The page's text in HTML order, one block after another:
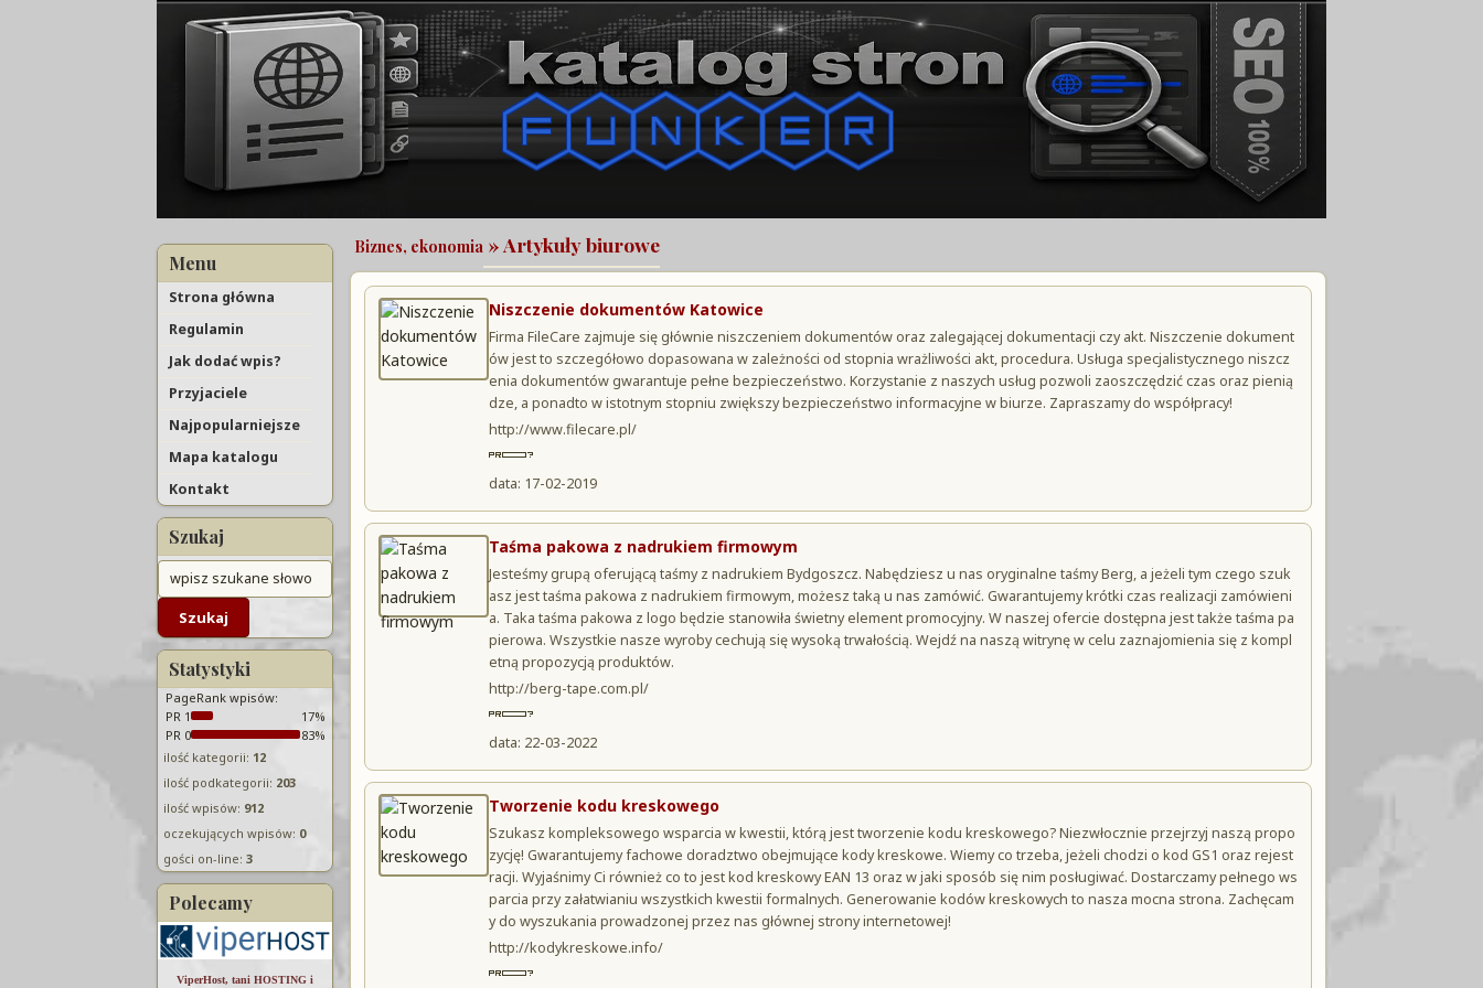
Menu
Strona główna
Regulamin
Jak dodać wpis?
Przyjaciele
Najpopularniejsze
Mapa katalogu
Kontakt
Szukaj
Statystyki
PageRank wpisów:
PR 1
17%
PR 0
83%
ilość kategorii: 12
ilość podkategorii: 203
ilość wpisów: 912
oczekujących wpisów: 0
gości on-line: 3
Polecamy
ViperHost, tani HOSTING i
Biznes, ekonomia » Artykuły biurowe
Niszczenie dokumentów Katowice
Firma FileCare zajmuje się głównie niszczeniem dokumentów oraz zalegającej dokumentacji czy akt. Niszczenie dokument
ów jest to szczegółowo dopasowana w zależności od stopnia wrażliwości akt, procedura. Usługa specjalistycznego niszcz
enia dokumentów gwarantuje pełne bezpieczeństwo. Korzystanie z naszych usług pozwoli zaoszczędzić czas oraz pienią
dze, a ponadto w istotnym stopniu zwiększy bezpieczeństwo informacyjne w biurze. Zapraszamy do współpracy!
http://www.filecare.pl/
data: 17-02-2019
Taśma pakowa z nadrukiem firmowym
Jesteśmy grupą oferującą taśmy z nadrukiem Bydgoszcz. Nabędziesz u nas oryginalne taśmy Berg, a jeżeli tym czego szuk
asz jest taśma pakowa z nadrukiem firmowym, możesz taką u nas zamówić. Gwarantujemy krótki czas realizacji zamówieni
a. Taka taśma pakowa z logo będzie stanowiła świetny element promocyjny. W naszej ofercie dostępna jest także taśma pa
pierowa. Wszystkie nasze wyroby cechują się wysoką trwałością. Wejdź na naszą witrynę w celu zaznajomienia się z kompl
etną propozycją produktów.
http://berg-tape.com.pl/
data: 22-03-2022
Tworzenie kodu kreskowego
Szukasz kompleksowego wsparcia w kwestii, którą jest tworzenie kodu kreskowego? Niezwłocznie przejrzyj naszą propo
zycję! Gwarantujemy fachowe doradztwo obejmujące kody kreskowe. Wiemy co trzeba, jeżeli chodzi o kod GS1 oraz rejest
racji. Wyjaśnimy Ci również co to jest kod kreskowy EAN 13 oraz w jaki sposób się nim posługiwać. Dostarczamy pełnego ws
parcia przy załatwianiu wszystkich kwestii formalnych. Generowanie kodów kreskowych to nasza mocna strona. Zachęcam
y do wyszukania prowadzonej przez nas głównej strony internetowej!
http://kodykreskowe.info/